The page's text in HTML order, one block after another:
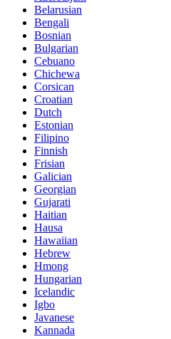
Belarusian
Bengali
Bosnian
Bulgarian
Cebuano
Chichewa
Corsican
Croatian
Dutch
Estonian
Filipino
Finnish
Frisian
Galician
Georgian
Gujarati
Haitian
Hausa
Hawaiian
Hebrew
Hmong
Hungarian
Icelandic
Igbo
Javanese
Kannada